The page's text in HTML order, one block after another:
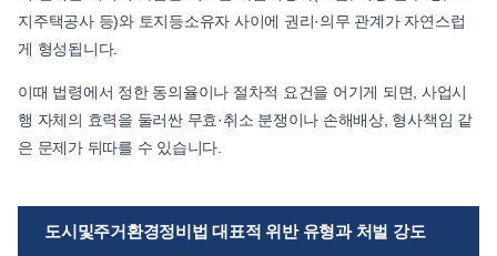
지주택공사 등)와 토지등소유자 사이에 권리·의무 관계가 자연스럽
게 형성됩니다.
이때 법령에서 정한 동의율이나 절차적 요건을 어기게 되면, 사업시
행 자체의 효력을 둘러싼 무효·취소 분쟁이나 손해배상, 형사책임 같
은 문제가 뒤따를 수 있습니다.
도시및주거환경정비법 대표적 위반 유형과 처벌 강도